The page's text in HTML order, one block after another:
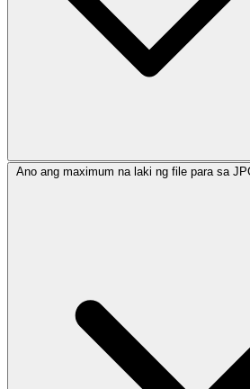
Ano ang maximum na laki ng file para sa